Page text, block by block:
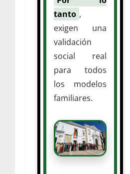
tanto ,
exigen una
validación
social real
para todos
los modelos
familiares.